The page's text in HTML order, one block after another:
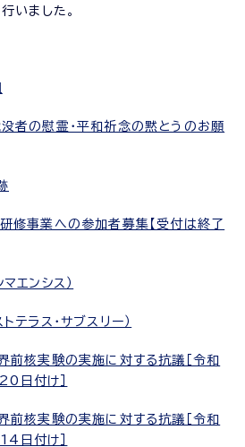
いました。
者の慰霊・平和祈念の黙とうのお願
修事業への参加者募集【受付は終了
エンシス）
テラス・サブスリー）
前核実験の実施に対する抗議［令和
日付け］
前核実験の実施に対する抗議［令和
日付け］